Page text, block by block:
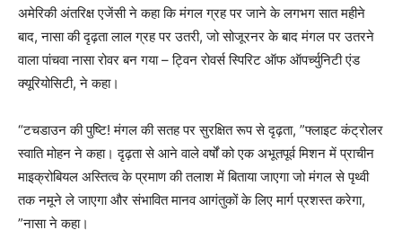
अमेरिकी अंतरिक्ष एजेंसी ने कहा कि मंगल ग्रह पर जाने के लगभग सात महीने
बाद, नासा की दृढ़ता लाल ग्रह पर उतरी, जो सोजूरनर के बाद मंगल पर उतरने
वाला पांचवा नासा रोवर बन गया – ट्विन रोवर्स स्पिरिट ऑफ ऑपर्च्युनिटी एंड
क्यूरियोसिटी, ने कहा।
“टचडाउन की पुष्टि! मंगल की सतह पर सुरक्षित रूप से दृढ़ता, ”फ्लाइट कंट्रोलर
स्वाति मोहन ने कहा। दृढ़ता से आने वाले वर्षों को एक अभूतपूर्व मिशन में प्राचीन
माइक्रोबियल अस्तित्व के प्रमाण की तलाश में बिताया जाएगा जो मंगल से पृथ्वी
तक नमूने ले जाएगा और संभावित मानव आगंतुकों के लिए मार्ग प्रशस्त करेगा,
”नासा ने कहा।